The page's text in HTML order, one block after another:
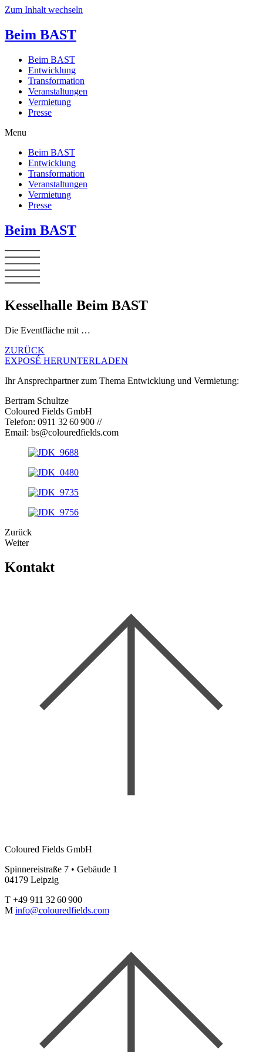
Zum Inhalt wechseln
Beim BAST
Beim BAST
Entwicklung
Transformation
Veranstaltungen
Vermietung
Presse
Menu
Beim BAST
Entwicklung
Transformation
Veranstaltungen
Vermietung
Presse
Beim BAST
Kesselhalle Beim BAST
Die Eventfläche mit …
ZURÜCK
EXPOSÉ HERUNTERLADEN
Ihr Ansprechpartner zum Thema Entwicklung und Vermietung:
Bertram Schultze
Coloured Fields GmbH
Telefon: 0911 32 60 900 //
Email: bs@colouredfields.com
Zurück
Weiter
Kontakt
Coloured Fields GmbH
Spinnereistraße 7 • Gebäude 1
04179 Leipzig
T +49 911 32 60 900
M info@colouredfields.com